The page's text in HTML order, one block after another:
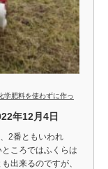
学肥料を使わずに作っ
年12月4日
2番ともいわれ
ころではふくらは
出来るのですが、